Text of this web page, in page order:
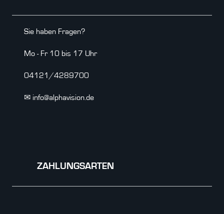
Sie haben Fragen?
Mo - Fr 10 bis 17 Uhr
04121/4289700
✉ info@alphavision.de
ZAHLUNGSARTEN